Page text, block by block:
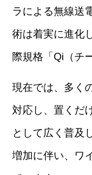
ラによる無線送
術は着実に進化
際規格「Qi（チ
現在では、多く
対応し、置くだ
として広く普及
増加に伴い、ワ